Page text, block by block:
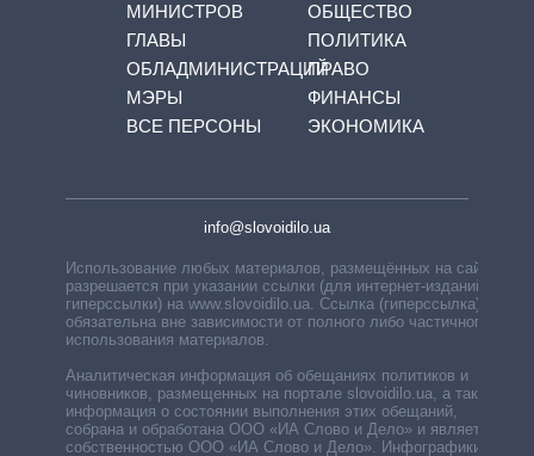
МИНИСТРОВ
ГЛАВЫ
ОБЛАДМИНИСТРАЦИЙ
МЭРЫ
ВСЕ ПЕРСОНЫ
ОБЩЕСТВО
ПОЛИТИКА
ПРАВО
ФИНАНСЫ
ЭКОНОМИКА
info@slovoidilo.ua
Использование любых материалов, размещённых на сайте,
разрешается при указании ссылки (для интернет-изданий —
гиперссылки) на www.slovoidilo.ua. Ссылка (гиперссылка)
обязательна вне зависимости от полного либо частичного
использования материалов.
Аналитическая информация об обещаниях политиков и
чиновников, размещенных на портале slovoidilo.ua, а также
информация о состоянии выполнения этих обещаний,
собрана и обработана ООО «ИА Слово и Дело» и является
собственностью ООО «ИА Слово и Дело». Инфографики,